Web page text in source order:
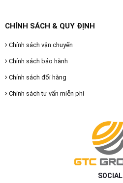
CHÍNH SÁCH & QUY ĐỊNH
Chính sách vận chuyển
Chính sách bảo hành
Chính sách đổi hàng
Chính sách tư vấn miễn phí
SOCIAL